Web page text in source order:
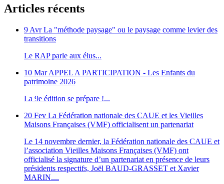
Articles récents
9 Avr La "méthode paysage" ou le paysage comme levier des
transitions
Le RAP parle aux élus...
10 Mar APPEL A PARTICIPATION - Les Enfants du
patrimoine 2026
La 9e édition se prépare !...
20 Fev La Fédération nationale des CAUE et les Vieilles
Maisons Françaises (VMF) officialisent un partenariat
Le 14 novembre dernier, la Fédération nationale des CAUE et
l’association Vieilles Maisons Françaises (VMF) ont
officialisé la signature d’un partenariat en présence de leurs
présidents respectifs, Joël BAUD-GRASSET et Xavier
MARIN....